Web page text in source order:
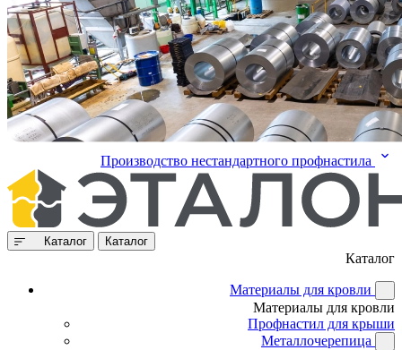
Производство нестандартного профнастила
Каталог Каталог
Каталог
Материалы для кровли
Материалы для кровли
Профнастил для крыши
Металлочерепица